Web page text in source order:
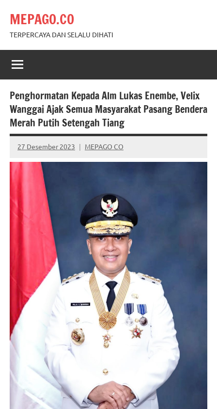
content
MEPAGO.CO
TERPERCAYA DAN SELALU DIHATI
Penghormatan Kepada Alm Lukas Enembe, Velix
Wanggai Ajak Semua Masyarakat Pasang Bendera
Merah Putih Setengah Tiang
27 Desember 2023 MEPAGO CO
No
comments